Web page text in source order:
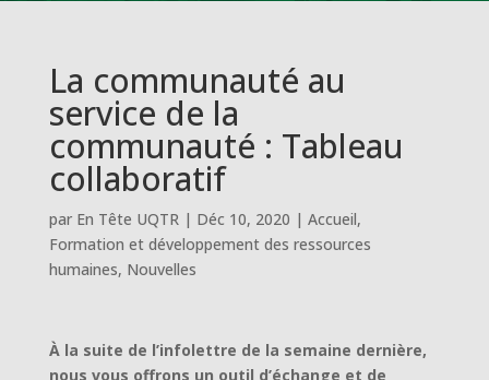
La communauté au
service de la
communauté : Tableau
collaboratif
par En Tête UQTR| Déc 10, 2020 | Accueil,
Formation et développement des ressources
humaines, Nouvelles
À la suite de l’infolettre de la semaine dernière,
nous vous offrons un outil d’échange et de